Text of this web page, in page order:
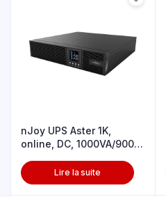
nJoy UPS Aster 1K,
online, DC, 1000VA/900W
Lire la suite